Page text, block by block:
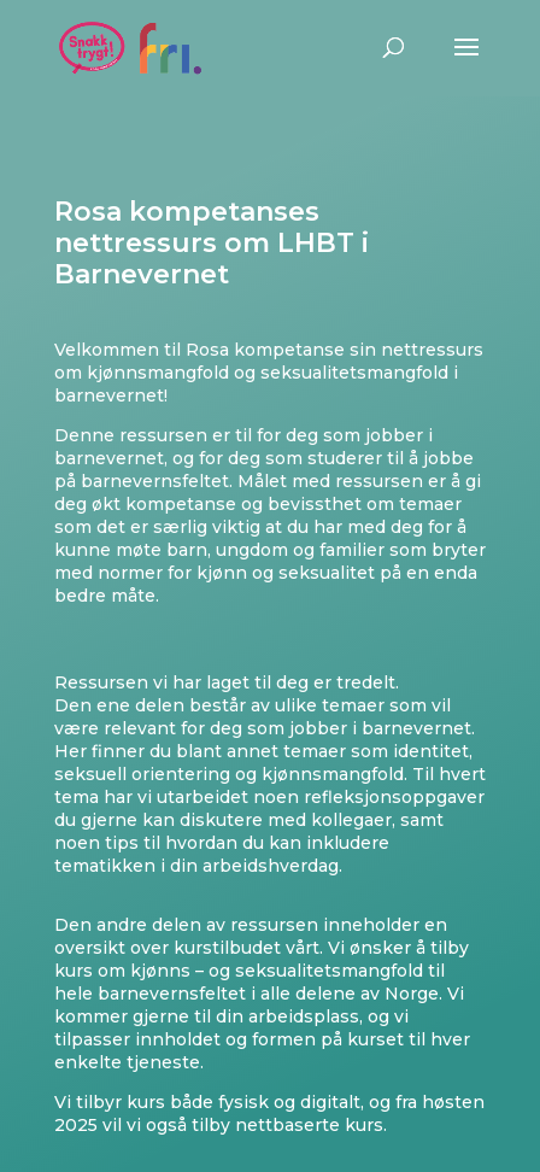
Rosa kompetanses
nettressurs om LHBT i
Barnevernet
Velkommen til Rosa kompetanse sin nettressurs
om kjønnsmangfold og seksualitetsmangfold i
barnevernet!
Denne ressursen er til for deg som jobber i
barnevernet, og for deg som studerer til å jobbe
på barnevernsfeltet. Målet med ressursen er å gi
deg økt kompetanse og bevissthet om temaer
som det er særlig viktig at du har med deg for å
kunne møte barn, ungdom og familier som bryter
med normer for kjønn og seksualitet på en enda
bedre måte.
Ressursen vi har laget til deg er tredelt.
Den ene delen består av ulike temaer som vil
være relevant for deg som jobber i barnevernet.
Her finner du blant annet temaer som identitet,
seksuell orientering og kjønnsmangfold. Til hvert
tema har vi utarbeidet noen refleksjonsoppgaver
du gjerne kan diskutere med kollegaer, samt
noen tips til hvordan du kan inkludere
tematikken i din arbeidshverdag.
Den andre delen av ressursen inneholder en
oversikt over kurstilbudet vårt. Vi ønsker å tilby
kurs om kjønns – og seksualitetsmangfold til
hele barnevernsfeltet i alle delene av Norge. Vi
kommer gjerne til din arbeidsplass, og vi
tilpasser innholdet og formen på kurset til hver
enkelte tjeneste.
Vi tilbyr kurs både fysisk og digitalt, og fra høsten
2025 vil vi også tilby nettbaserte kurs.